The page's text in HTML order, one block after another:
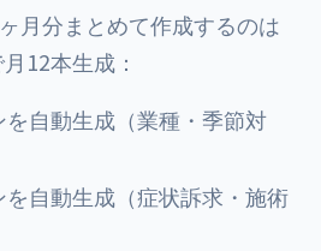
月分まとめて作成するのは
12本生成：
を自動生成（業種・季節対
を自動生成（症状訴求・施術